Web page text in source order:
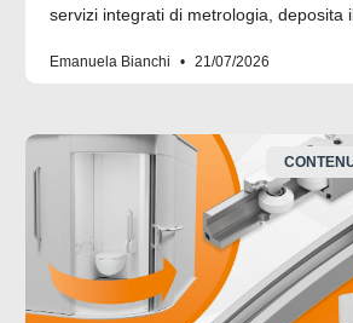
servizi integrati di metrologia, deposita
Emanuela Bianchi 21/07/2026